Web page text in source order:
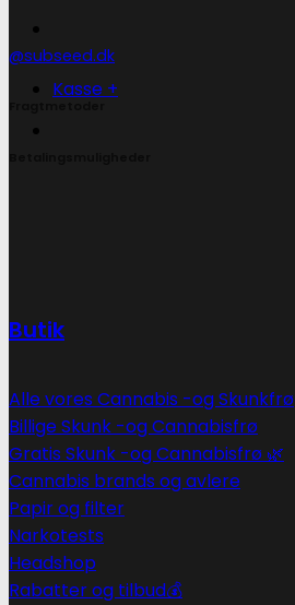
Kasse +
@subseed.dk
Butik
Alle vores Cannabis -og Skunkfrø
Billige Skunk -og Cannabisfrø
Gratis Skunk -og Cannabisfrø 🌿
Cannabis brands og avlere
Papir og filter
Narkotests
Headshop
Rabatter og tilbud💰